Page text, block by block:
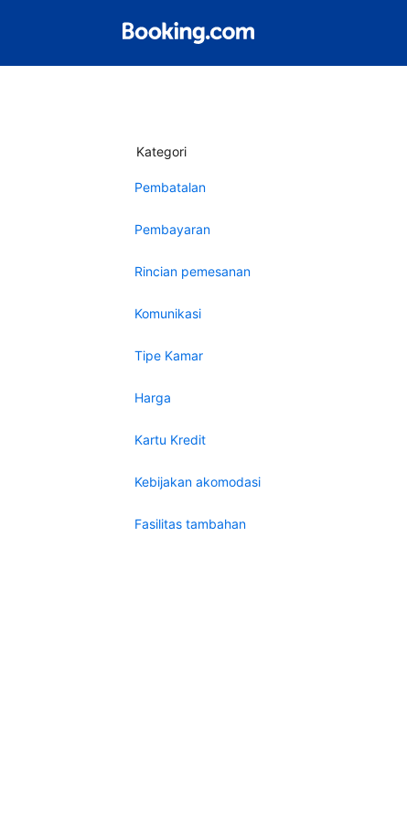
Kategori
Pembatalan
Pembayaran
Rincian pemesanan
Komunikasi
Tipe Kamar
Harga
Kartu Kredit
Kebijakan akomodasi
Fasilitas tambahan